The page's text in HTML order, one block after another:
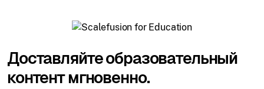
Доставляйте образовательный
контент мгновенно.